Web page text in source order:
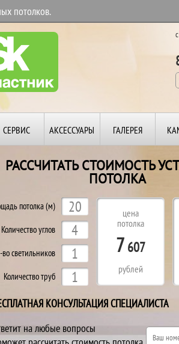
потолков.
СЕРВИС АКСЕССУАРЫ ГАЛЕРЕЯ
РАССЧИТАТЬ СТОИМОСТЬ
ПОТОЛКА
потолка (м)
Количество углов
во светильников
Количество труб
цена
потолка
7 607
рублей
КОНСУЛЬТАЦИЯ СПЕЦИАЛИСТА
на любые вопросы